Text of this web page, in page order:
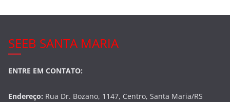
k
SEEB SANTA MARIA
ENTRE EM CONTATO:
Endereço: Rua Dr. Bozano, 1147, Centro, Santa Maria/RS